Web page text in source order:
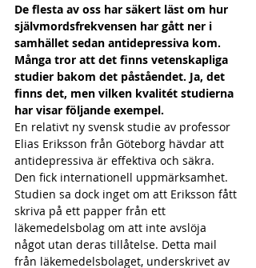
De flesta av oss har säkert läst om hur
självmordsfrekvensen har gått ner i
samhället sedan antidepressiva kom.
Många tror att det finns vetenskapliga
studier bakom det påståendet. Ja, det
finns det, men vilken kvalitét studierna
har visar följande exempel.
En relativt ny svensk studie av professor
Elias Eriksson från Göteborg hävdar att
antidepressiva är effektiva och säkra.
Den fick internationell uppmärksamhet.
Studien sa dock inget om att Eriksson fått
skriva på ett papper från ett
läkemedelsbolag om att inte avslöja
något utan deras tillåtelse. Detta mail
från läkemedelsbolaget, underskrivet av